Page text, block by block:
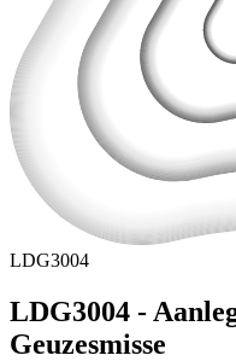
LDG3004
LDG3004 -
Geuzesmisse